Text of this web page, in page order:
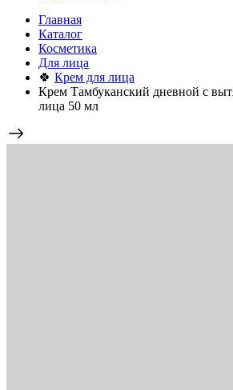
Главная
Каталог
Косметика
Для лица
🍀 Крем для лица
Крем Тамбуканский дневной с
лица 50 мл